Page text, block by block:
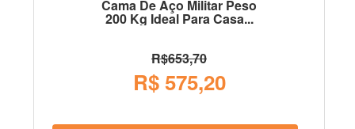
Cama De Aço Militar Peso
200 Kg Ideal Para Casa...
R$653,70
R$ 575,20